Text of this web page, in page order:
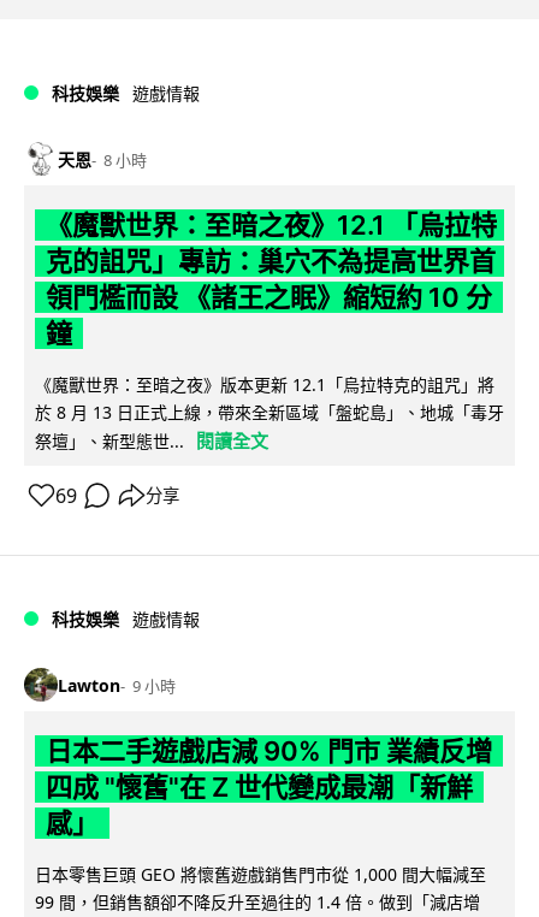
科技娛樂 遊戲情報
天恩 8 小時
《魔獸世界：至暗之夜》12.1 「烏拉特
克的詛咒」專訪：巢穴不為提高世界首
領門檻而設 《諸王之眠》縮短約 10 分
鐘
《魔獸世界：至暗之夜》版本更新 12.1「烏拉特克的詛咒」將
於 8 月 13 日正式上線，帶來全新區域「盤蛇島」、地城「毒牙
祭壇」、新型態世...
閱讀全文
69 分享
科技娛樂 遊戲情報
Lawton 9 小時
日本二手遊戲店減 90% 門市 業績反增
四成 "懷舊"在 Z 世代變成最潮「新鮮
感」
日本零售巨頭 GEO 將懷舊遊戲銷售門市從 1,000 間大幅減至
99 間，但銷售額卻不降反升至過往的 1.4 倍。做到「減店增